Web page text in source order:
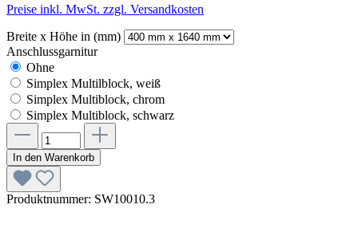
Preise inkl. MwSt. zzgl. Versandkosten
Breite x Höhe in (mm)
Anschlussgarnitur
Ohne
Simplex Multilblock, weiß
Simplex Multiblock, chrom
Simplex Multiblock, schwarz
In den Warenkorb
Produktnummer: SW10010.3